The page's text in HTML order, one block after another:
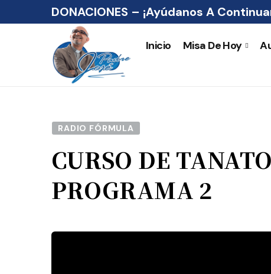
DONACIONES – ¡Ayúdanos A
Inicio Misa De Hoy
RADIO FÓRMULA
CURSO DE
PROGRAMA 2